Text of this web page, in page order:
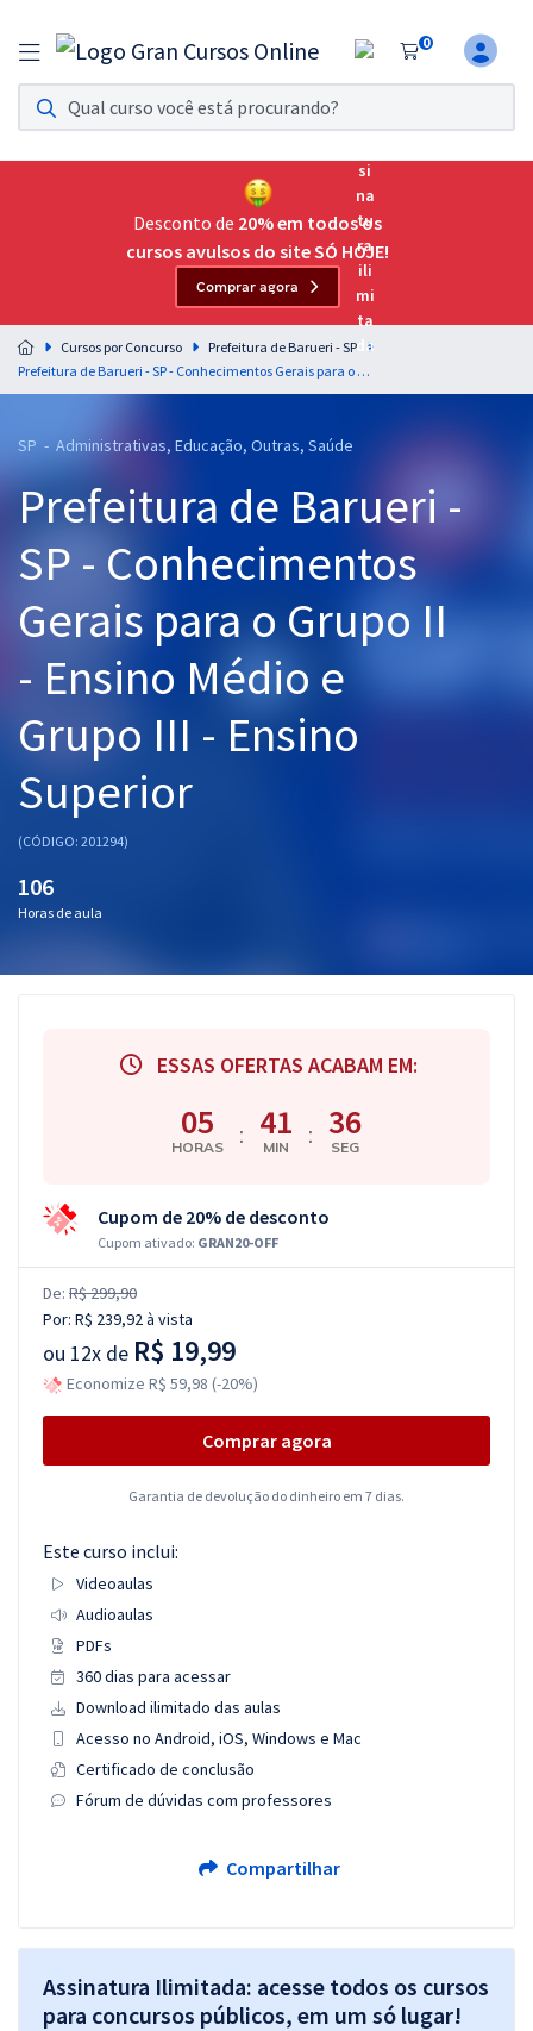
0
Assinatura Ilimitada 11
Acesso a todos os cursos. Teste grátis por 7 dias!
Assinatura OAB Até Passar
Acesso ilimitado a toda preparação para o Exame da
Residências Multiprofissionais
Preparação completa e intensiva para as principais
residências em saúde do Brasil
Cursos 20% OFF
Pós
Graduação
OAB
Questões grátis
Aprovados
Desconto de 20% em todos os
cursos avulsos do site SÓ HOJE!
Comprar agora
Cursos por Concurso
Prefeitura de Barueri - SP
Prefeitura de Barueri - SP - Conhecimentos Gerais para o Grupo II - Ensino Médio e Grupo III - Ensino Superior
SP - Administrativas, Educação, Outras, Saúde
Prefeitura de Barueri -
SP - Conhecimentos
Gerais para o Grupo II
- Ensino Médio e
Grupo III - Ensino
Superior
(CÓDIGO: 201294)
106
Horas de aula
ESSAS OFERTAS ACABAM EM:
05
HORAS : 41
MIN : 35
SEG
Cupom de 20% de desconto
Cupom ativado: GRAN20-OFF
De: R$ 299,90
Por: R$ 239,92à vista
ou 12x de R$ 19,99
Economize R$ 59,98 (-20%)
Comprar agora
Garantia de devolução do dinheiro em 7 dias.
Este curso inclui:
Videoaulas
Audioaulas
PDFs
360 dias para acessar
Download ilimitado das aulas
Acesso no Android, iOS, Windows e Mac
Certificado de conclusão
Fórum de dúvidas com professores
Compartilhar
Assinatura Ilimitada: acesse todos os cursos
para concursos públicos, em um só lugar!